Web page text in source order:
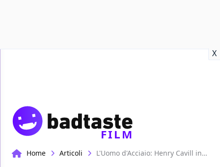
X
FILM
Home Articoli L'Uomo d'Acciaio: Henry Cavill indossa per la prima volta il costume di Superman in una foto dal backstage